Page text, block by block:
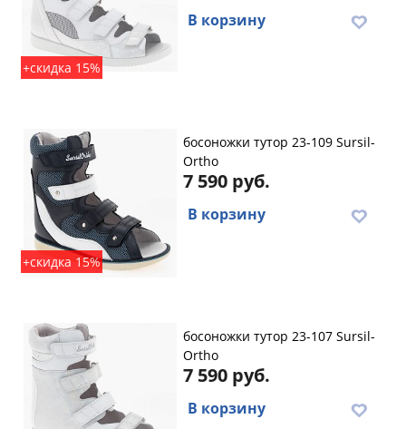
+скидка 15%
В корзину
+скидка 15%
босоножки тутор 23-109 Sursil-
Ortho
7 590 руб.
В корзину
босоножки тутор 23-107 Sursil-
Ortho
7 590 руб.
В корзину